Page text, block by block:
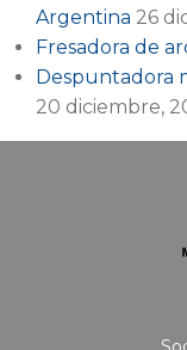
Argentina 26
Fresadora de
Despuntadora
20 diciembre,